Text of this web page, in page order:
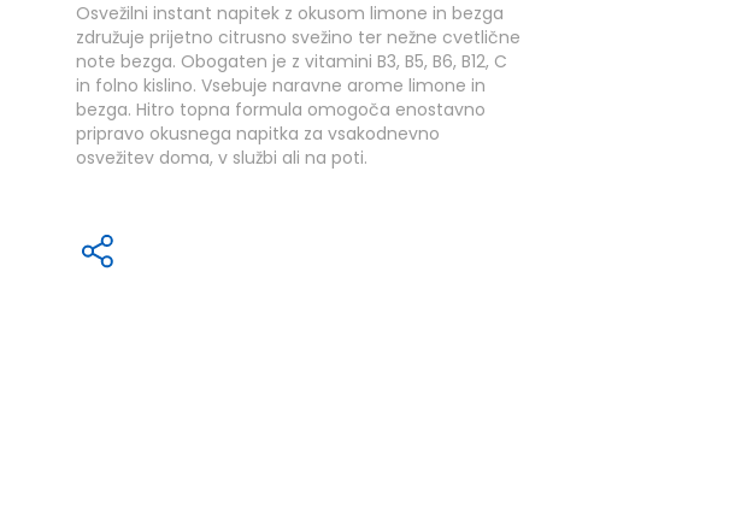
Osvežilni instant napitek z okusom limone in bezga
združuje prijetno citrusno svežino ter nežne cvetlične
note bezga. Obogaten je z vitamini B3, B5, B6, B12, C
in folno kislino. Vsebuje naravne arome limone in
bezga. Hitro topna formula omogoča enostavno
pripravo okusnega napitka za vsakodnevno
osvežitev doma, v službi ali na poti.